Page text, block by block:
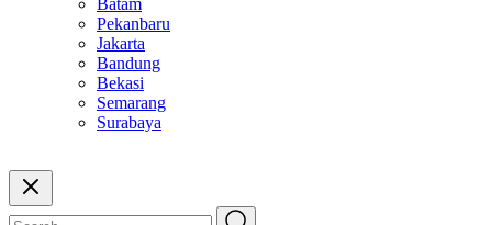
Batam
Pekanbaru
Jakarta
Bandung
Bekasi
Semarang
Surabaya